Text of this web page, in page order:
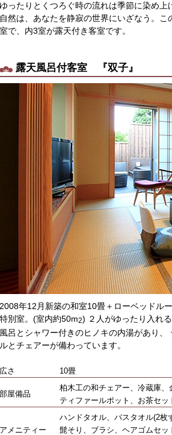
ゆったりとくつろぐ時の流れは季節に染め
自然は、あなたを静寂の世界にいざなう。
室で、内3室が露天付き客室です。
露天風呂付客室 『双子』
2008年12月新築の和室10畳＋ローベッドル
特別室。(室内約50m2) ２人がゆったり入れ
風呂とシャワー付きのヒノキの内湯があり、
ルとチェアーが備わっています。
広さ 10畳
部屋備品
柏木工の和チェアー、冷蔵庫、
ティファールポット、お茶セッ
アメニティー
ハンドタオル、バスタオル(2枚
髭そり、ブラシ、ヘアゴムセッ